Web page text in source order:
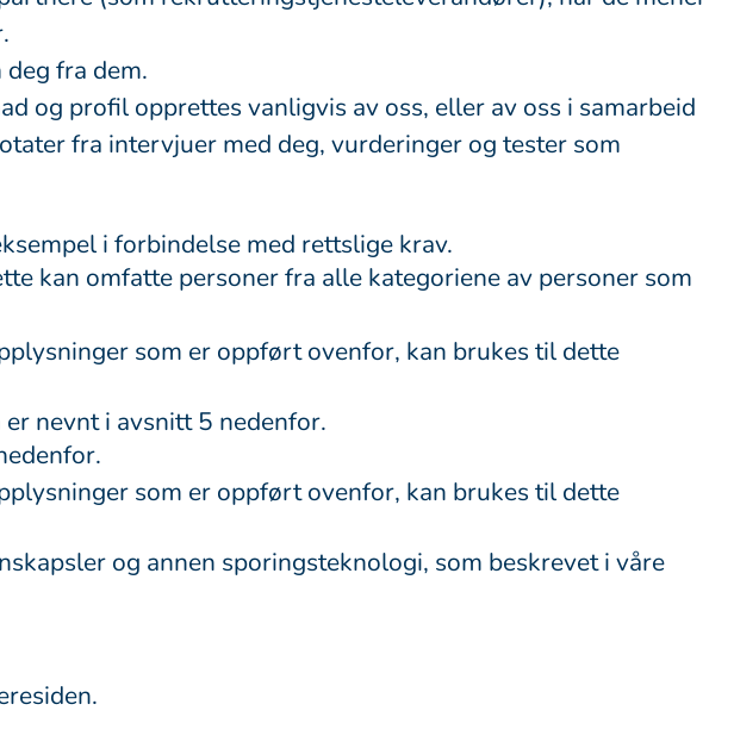
fra dem.
og profil opprettes vanligvis av oss, eller av oss i samarbeid
fra intervjuer med deg, vurderinger og tester som
i forbindelse med rettslige krav.
kan omfatte personer fra alle kategoriene av personer som
som er oppført ovenfor, kan brukes til dette
nevnt i avsnitt 5 nedenfor.
som er oppført ovenfor, kan brukes til dette
og annen sporingsteknologi, som beskrevet i våre